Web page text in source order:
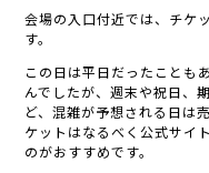
会場の入口付近では、チケ
す。
この日は平日だったことも
んでしたが、週末や祝日、
ど、混雑が予想される日は
ケットはなるべく公式サイ
のがおすすめです。